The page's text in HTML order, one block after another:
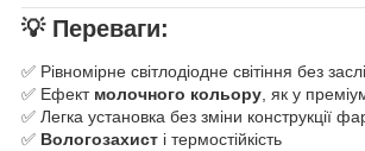
💡 Переваги:
✅ Рівномірне світлодіодне світіння без
✅ Ефект молочного кольору , як у
✅ Легка установка без зміни конструкції
✅ Вологозахист і термостійкість